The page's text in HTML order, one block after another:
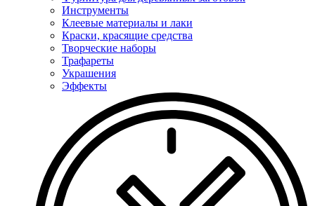
Инструменты
Клеевые материалы и лаки
Краски, красящие средства
Творческие наборы
Трафареты
Украшения
Эффекты